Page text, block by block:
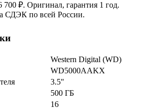
₽. Оригинал, гарантия 1 год.
СДЭК по всей России.
Western Digital (WD)
WD5000AAKX
3.5"
500 ГБ
16